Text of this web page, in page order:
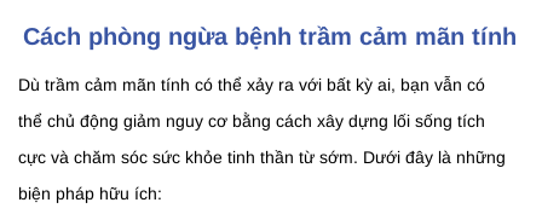
Cách phòng ngừa bệnh trầm cảm mãn tính
Dù trầm cảm mãn tính có thể xảy ra với bất kỳ ai, bạn vẫn có
thể chủ động giảm nguy cơ bằng cách xây dựng lối sống tích
cực và chăm sóc sức khỏe tinh thần từ sớm. Dưới đây là những
biện pháp hữu ích: